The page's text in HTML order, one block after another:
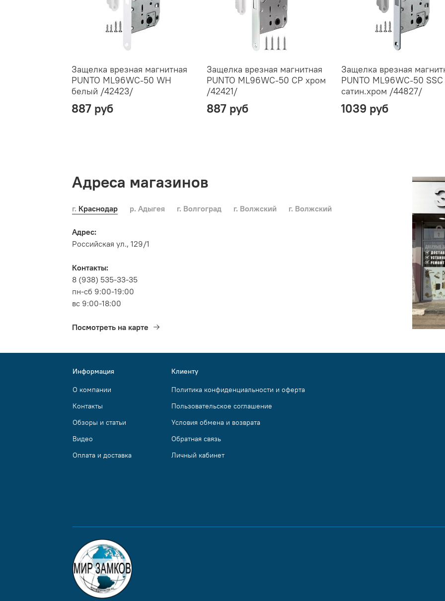
Защелка врезная магнитная
PUNTO ML96WC-50 WH
белый /42423/
887 руб
Защелка врезная магнитная
PUNTO ML96WC-50 CP хром
/42421/
887 руб
Защелка врезная
PUNTO ML96WC-50 SSC
сатин.хром /44827/
1039 руб
Адреса магазинов
г. Краснодар р. Адыгея г. Волгоград г. Волжский г. Волжский
Адрес:
Российская ул., 129/1
Контакты:
8 (938) 535-33-35
пн-сб 9:00-19:00
вс 9:00-18:00
Посмотреть на карте
Информация
О компании
Контакты
Обзоры и статьи
Видео
Оплата и доставка
Клиенту
Политика конфиденциальности и оферта
Пользовательское соглашение
Условия обмена и возврата
Обратная связь
Личный кабинет